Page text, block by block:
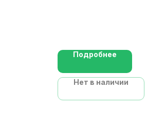
Подробнее
Нет в наличии